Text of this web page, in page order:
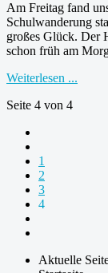
Am Freitag fand
Schulwanderung
großes Glück. Der
schon früh am
Weiterlesen ...
Seite 4 von 4
1
2
3
4
Aktuelle